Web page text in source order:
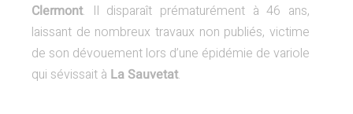
Clermont. Il disparaît prématurément à 46 ans,
laissant de nombreux travaux non publiés, victime
de son dévouement lors d’une épidémie de variole
qui sévissait à La Sauvetat.